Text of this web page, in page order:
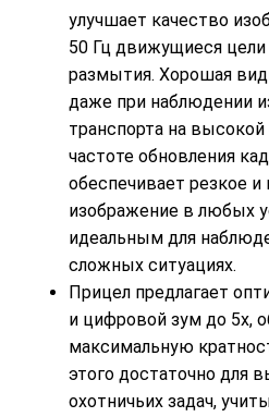
улучшает качество
50 Гц движущиеся цели
размытия. Хорошая
даже при наблюдении
транспорта на высокой
частоте обновления
обеспечивает резкое
изображение в любых
идеальным для
сложных ситуациях.
Прицел предлагает
и цифровой зум до 5x,
максимальную
этого достаточно для
охотничьих задач,